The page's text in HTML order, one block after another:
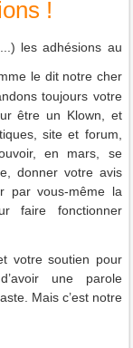
!
les adhésions au
le dit notre cher
toujours votre
être un Klown, et
site et forum,
en mars, se
donner votre avis
par vous-même la
faire fonctionner
votre soutien pour
une parole
Mais c’est notre